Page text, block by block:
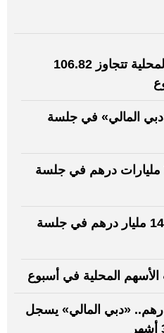
مكاسب أسواق المال المحلية تتجاوز 106.82
المالي» في جلسة
«دبي المالي» يربح 7.7 مليارات درهم في جلسة
«دبي المالي» يربح 14.34 مليار درهم في جلسة
مليار درهم.. «دبي المالي» يسجل